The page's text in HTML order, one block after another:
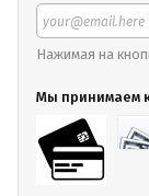
Нажимая на
Мы принимаем